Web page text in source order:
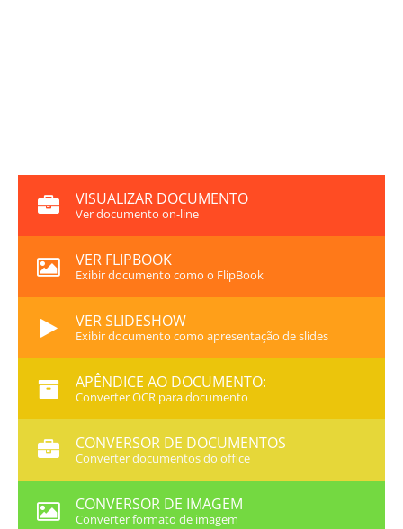
VISUALIZAR DOCUMENTO
Ver documento on-line
VER FLIPBOOK
Exibir documento como o FlipBook
VER SLIDESHOW
Exibir documento como apresentação de slides
APÊNDICE AO DOCUMENTO:
Converter OCR para documento
CONVERSOR DE DOCUMENTOS
Converter documentos do office
CONVERSOR DE IMAGEM
Converter formato de imagem